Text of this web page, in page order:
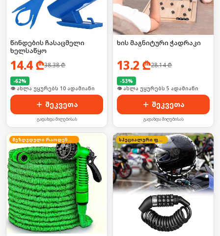
წინდების ჩასაცმელი
ხელსაწყო
14.4₾38.38₾
-62%
🛒 ბოლო 24სთ-ში იყიდა 18-მა
შეკვეთა
გადახდა მიღებისას
ხის მაგნიტური ჭადრაკი
13.2 ₾28.14₾
-53%
🛒 ბოლო 24სთ-ში იყიდა 53-მა
შეკვეთა
გადახდა მიღებისას
შეზღუდული რაოდენობა სპეციალური ფასი